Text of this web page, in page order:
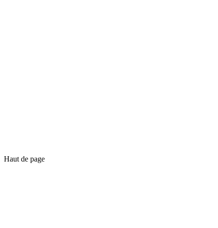
Haut de page